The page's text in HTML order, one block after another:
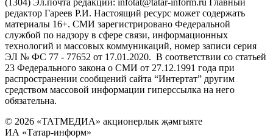
редактор Гареев Р.И. Настоящий ресурс может содержать
материалы 16+. СМИ зарегистрировано Федеральной
службой по надзору в сфере связи, информационных
технологий и массовых коммуникаций, номер записи серия
ЭЛ № ФС 77 - 77652 от 17.01.2020. В соответствии со статьей
23 Федерального закона о СМИ от 27.12.1991 года при
распространении сообщений сайта “Интертат” другим
средством массовой информации гиперссылка на него
обязательна.
© 2026 «ТАТМЕДИА» акционерлык җәмгыяте
ИА «Татар-информ»